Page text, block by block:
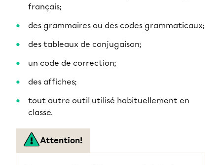
français;
des grammaires ou des codes grammaticaux;
des tableaux de conjugaison;
un code de correction;
des affiches;
tout autre outil utilisé habituellement en
classe.
Attention!